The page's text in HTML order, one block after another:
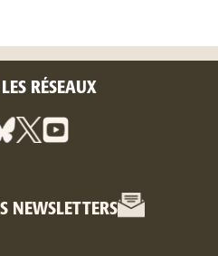
RÉSEAUX
NEWSLETTERS